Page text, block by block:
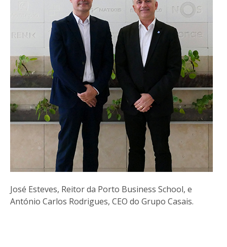
José Esteves, Reitor da Porto Business School, e
António Carlos Rodrigues, CEO do Grupo Casais.